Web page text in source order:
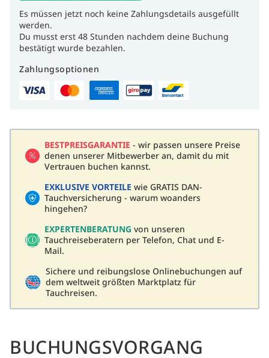
Es müssen jetzt noch keine Zahlungsdetails ausgefüllt
werden.
Du musst erst 48 Stunden nachdem deine Buchung
bestätigt wurde bezahlen.
Zahlungsoptionen
BESTPREISGARANTIE - wir passen unsere Preise
denen unserer Mitbewerber an, damit du mit
Vertrauen buchen kannst.
EXKLUSIVE VORTEILE wie GRATIS DAN-
Tauchversicherung - warum woanders
hingehen?
EXPERTENBERATUNG von unseren
Tauchreiseberatern per Telefon, Chat und E-
Mail.
Sichere und reibungslose Onlinebuchungen auf
dem weltweit größten Marktplatz für
Tauchreisen.
BUCHUNGSVORGANG